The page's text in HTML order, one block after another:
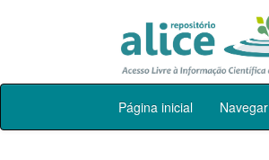
Skip
Página inicial Navegar